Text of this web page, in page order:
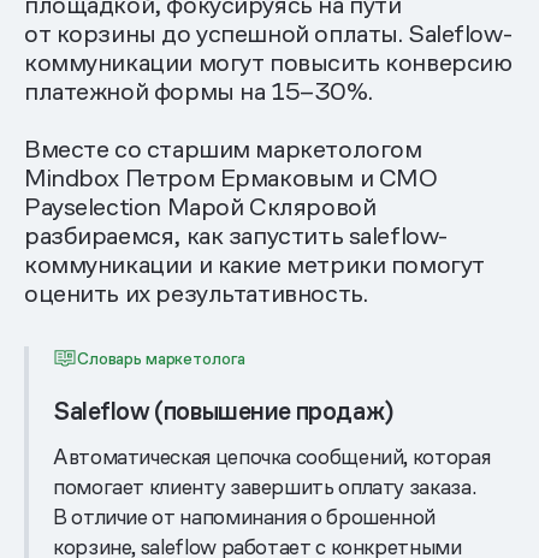
от корзины до успешной оплаты. Saleflow-
коммуникации могут повысить конверсию
платежной формы на 15–30%.
Вместе со старшим маркетологом
Mindbox Петром Ермаковым и CMO
Payselection Марой Скляровой
разбираемся, как запустить saleflow-
коммуникации и какие метрики помогут
оценить их результативность.
Словарь маркетолога
Saleflow (повышение продаж)
Автоматическая цепочка сообщений, которая
помогает клиенту завершить оплату заказа.
В отличие от напоминания о брошенной
корзине, saleflow работает с конкретными